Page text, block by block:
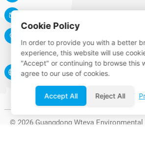
District, Dongguan, Guangdong,
www.wteya.com
© 2026 Guangdong Wteya
Cookie Policy
In order to provide you with a better
experience, this website will use
"Accept" or continuing to browse this
agree to our use of cookies.
Accept All Reject All